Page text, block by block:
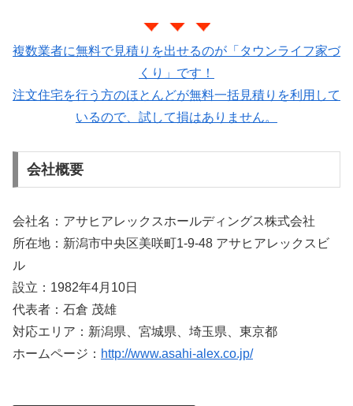
複数業者に無料で見積りを出せるのが「タウンライフ家づ
くり」です！
注文住宅を行う方のほとんどが無料一括見積りを利用して
いるので、試して損はありません。
会社概要
会社名：アサヒアレックスホールディングス株式会社
所在地：新潟市中央区美咲町1-9-48 アサヒアレックスビ
ル
設立：1982年4月10日
代表者：石倉 茂雄
対応エリア：新潟県、宮城県、埼玉県、東京都
ホームページ： http://www.asahi-alex.co.jp/